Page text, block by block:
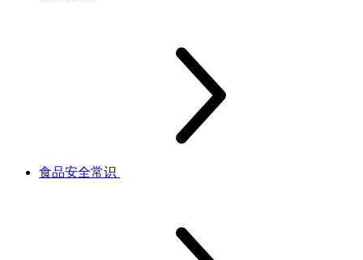
食品安全常识